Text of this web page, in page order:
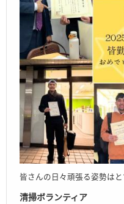
皆さんの日々頑張る姿勢はと
清掃ボランティア